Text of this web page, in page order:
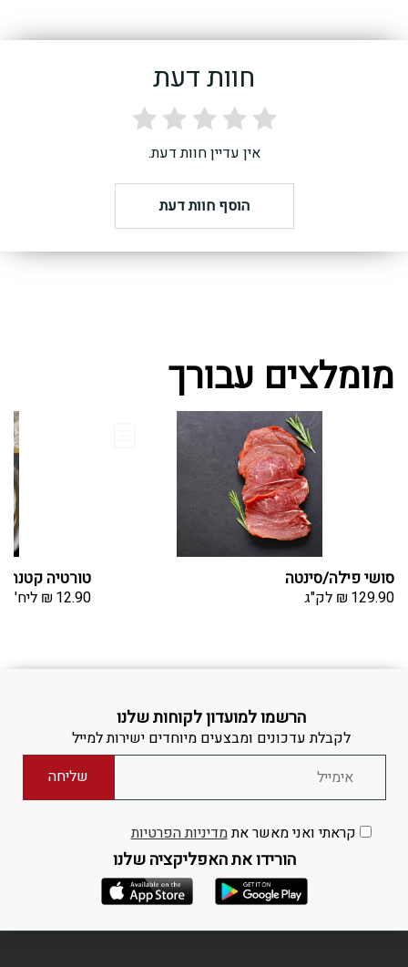
חוות דעת
אין עדיין חוות דעת.
הוסף חוות דעת
מומלצים עבורך
סושי פילה/סינטה
₪ 129.90 לק"ג
טורטיה קטנה 20 ס"מ 8 יחידות
₪ 12.90 ליח'
הרשמו למועדון לקוחות שלנו
לקבלת עדכונים ומבצעים מיוחדים ישירות למייל
קראתי ואני מאשר אתמדיניות הפרטיות
הורידו את האפליקציה שלנו